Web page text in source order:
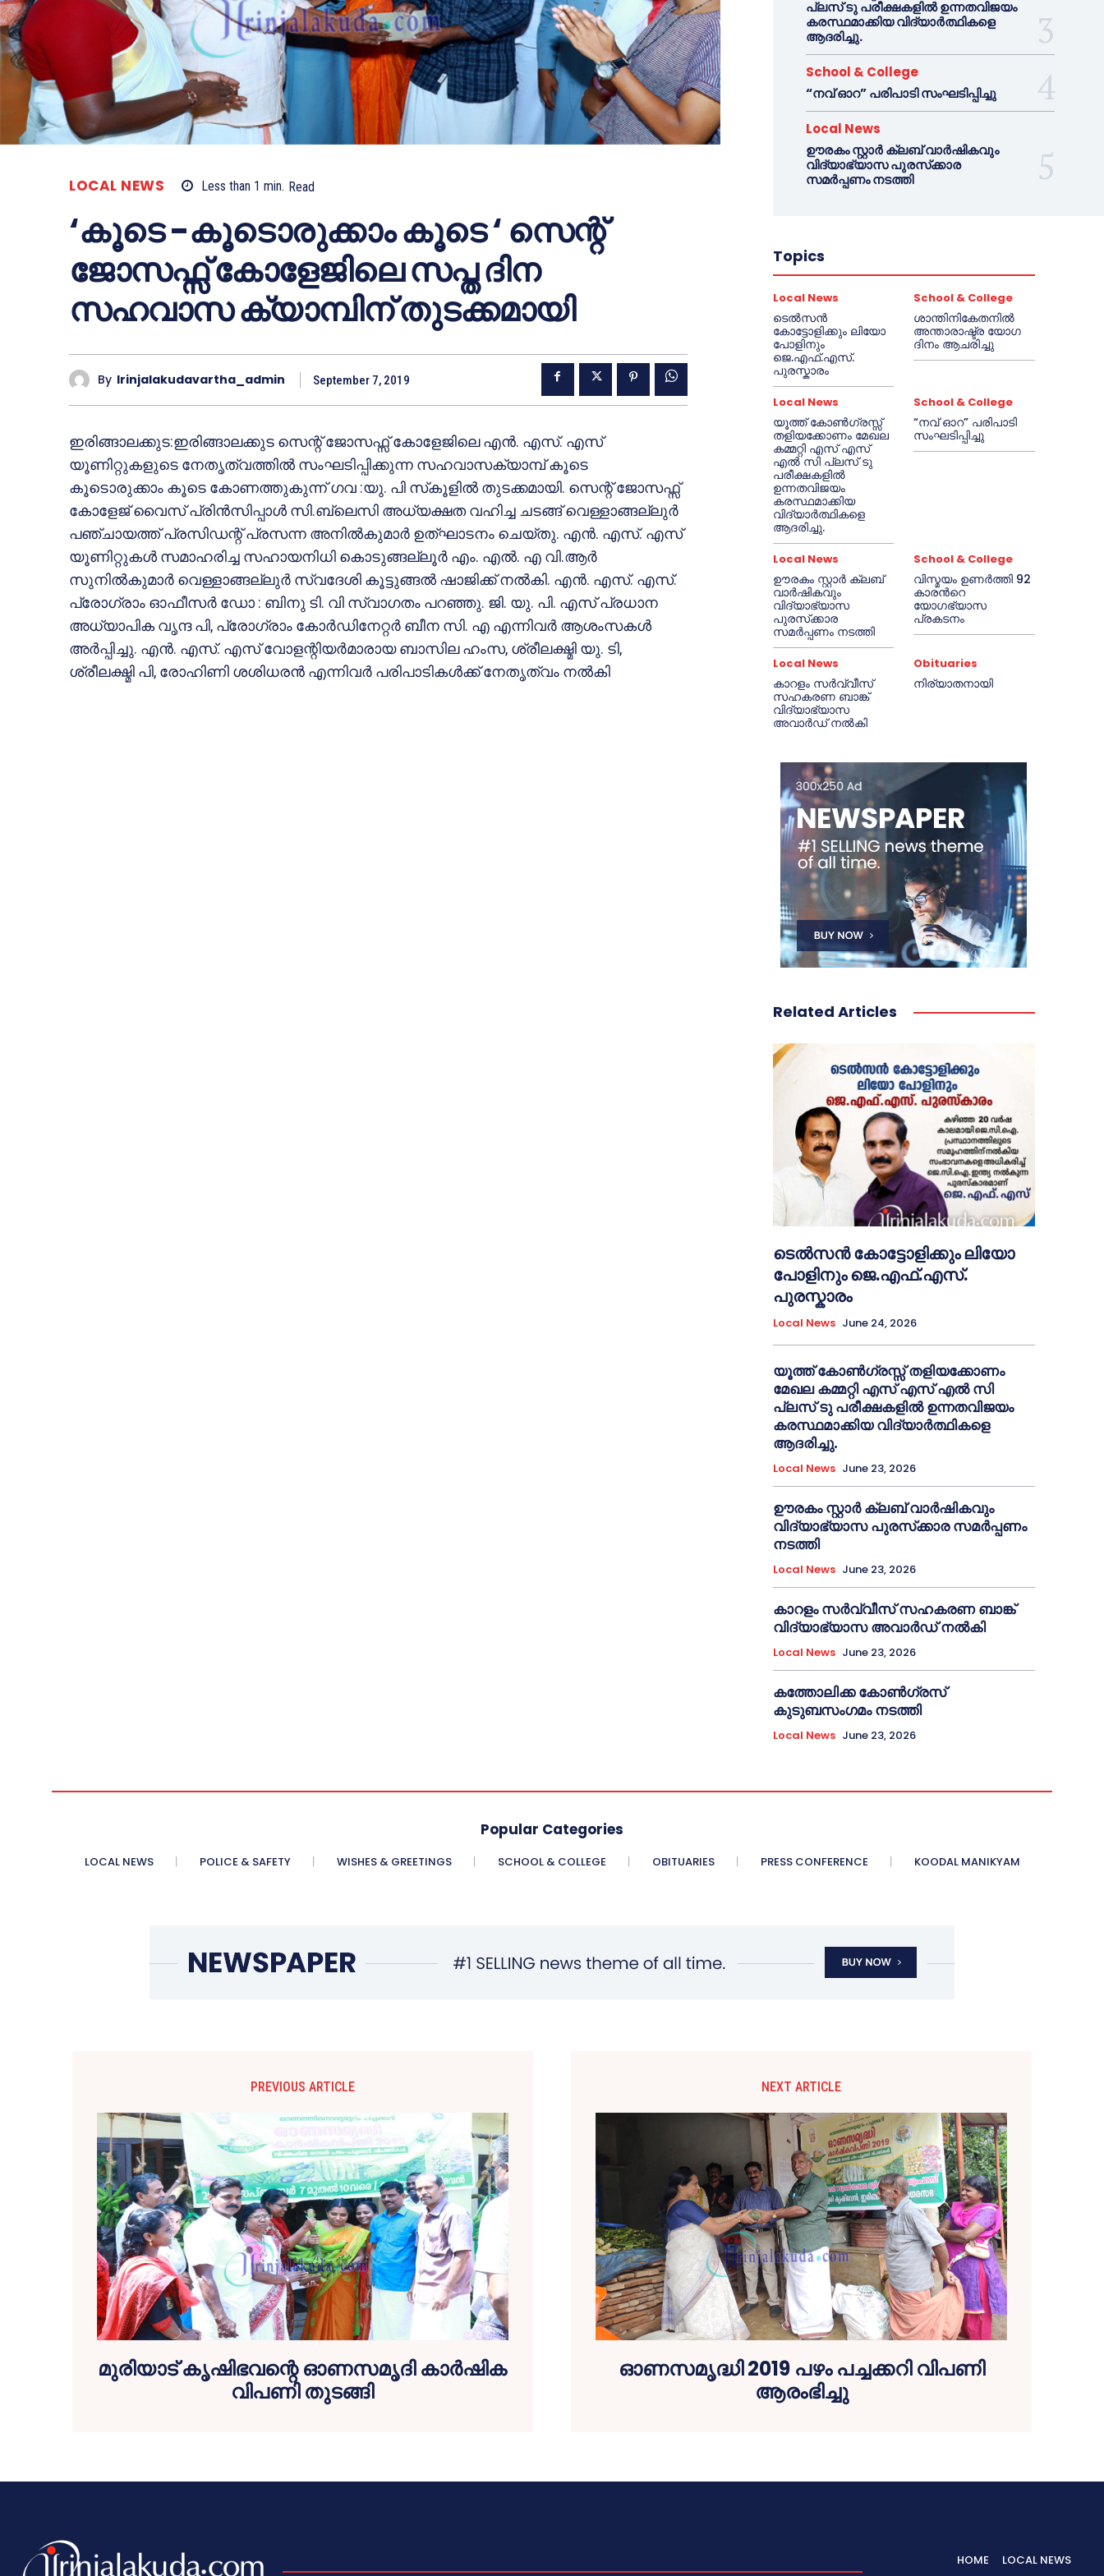
LOCAL NEWS Less than 1 min. Read
‘കൂടെ -കൂടൊരുക്കാം കൂടെ ‘ സെന്റ്
ജോസഫ്സ് കോളേജിലെ സപ്ത ദിന
സഹവാസ ക്യാമ്പിന് തുടക്കമായി
By Irinjalakudavartha_admin September 7, 2019
ഇരിങ്ങാലക്കുട:ഇരിങ്ങാലക്കുട സെന്റ് ജോസഫ്സ് കോളേജിലെ എന്‍. എസ്. എസ്
യൂണിറ്റുകളുടെ നേതൃത്വത്തില്‍ സംഘടിപ്പിക്കുന്ന സഹവാസക്യാമ്പ് കൂടെ
കൂടൊരുക്കാം കൂടെ കോണത്തുകുന്ന് ഗവ :യു. പി സ്‌കൂളില്‍ തുടക്കമായി. സെന്റ് ജോസഫ്സ്
കോളേജ് വൈസ് പ്രിന്‍സിപ്പാള്‍ സി.ബ്ലെസി അധ്യക്ഷത വഹിച്ച ചടങ്ങ് വെള്ളാങ്ങല്ലുര്‍
പഞ്ചായത്ത് പ്രസിഡന്റ് പ്രസന്ന അനില്‍കുമാര്‍ ഉത്ഘാടനം ചെയ്തു. എന്‍. എസ്. എസ്
യൂണിറ്റുകള്‍ സമാഹരിച്ച സഹായനിധി കൊടുങ്ങല്ലൂര്‍ എം. എല്‍. എ വി.ആര്‍
സുനില്‍കുമാര്‍ വെള്ളാങ്ങല്ലുര്‍ സ്വദേശി കൂട്ടുങ്ങല്‍ ഷാജിക്ക് നല്‍കി. എന്‍. എസ്. എസ്.
പ്രോഗ്രാം ഓഫീസര്‍ ഡോ : ബിനു ടി. വി സ്വാഗതം പറഞ്ഞു. ജി. യു. പി. എസ് പ്രധാന
അധ്യാപിക വൃന്ദ പി, പ്രോഗ്രാം കോര്‍ഡിനേറ്റര്‍ ബീന സി. എ എന്നിവര്‍ ആശംസകള്‍
അര്‍പ്പിച്ചു. എന്‍. എസ്. എസ് വോളന്റിയര്‍മാരായ ബാസില ഹംസ, ശ്രീലക്ഷ്മി യു. ടി,
ശ്രീലക്ഷ്മി പി, രോഹിണി ശശിധരന്‍ എന്നിവര്‍ പരിപാടികള്‍ക്ക് നേതൃത്വം നല്‍കി
പ്ലസ് ടു പരീക്ഷകളിൽ ഉന്നതവിജയം
കരസ്ഥമാക്കിയ വിദ്യാർത്ഥികളെ
ആദരിച്ചു.
School & College
“നവ് ഓറ” പരിപാടി സംഘടിപ്പിച്ചു
Local News
ഊരകം സ്റ്റാർ ക്ലബ് വാർഷികവും
വിദ്യാഭ്യാസ പുരസ്‌ക്കാര
സമർപ്പണം നടത്തി
Topics
Local News
ടെൽസൻ
കോട്ടോളിക്കും ലിയോ
പോളിനും
ജെ.എഫ്.എസ്.
പുരസ്കാരം
School & College
ശാന്തിനികേതനിൽ
അന്താരാഷ്ട്ര യോഗ
ദിനം ആചരിച്ചു
Local News
യൂത്ത് കോൺഗ്രസ്സ്
തളിയക്കോണം മേഖല
കമ്മറ്റി എസ് എസ്
എൽ സി പ്ലസ് ടു
പരീക്ഷകളിൽ
ഉന്നതവിജയം
കരസ്ഥമാക്കിയ
വിദ്യാർത്ഥികളെ
ആദരിച്ചു.
School & College
“നവ് ഓറ” പരിപാടി
സംഘടിപ്പിച്ചു
Local News
ഊരകം സ്റ്റാർ ക്ലബ്
വാർഷികവും
വിദ്യാഭ്യാസ
പുരസ്‌ക്കാര
സമർപ്പണം നടത്തി
School & College
വിസ്മയം ഉണർത്തി 92
കാരൻറെ
യോഗഭ്യാസ
പ്രകടനം
Local News
കാറളം സർവ്വീസ്
സഹകരണ ബാങ്ക്
വിദ്യാഭ്യാസ
അവാർഡ് നൽകി
Obituaries
നിര്യാതനായി
Related Articles
ടെൽസൻ കോട്ടോളിക്കും ലിയോ
പോളിനും ജെ.എഫ്.എസ്.
പുരസ്കാരം
Local News June 24, 2026
യൂത്ത് കോൺഗ്രസ്സ് തളിയക്കോണം
മേഖല കമ്മറ്റി എസ് എസ് എൽ സി
പ്ലസ് ടു പരീക്ഷകളിൽ ഉന്നതവിജയം
കരസ്ഥമാക്കിയ വിദ്യാർത്ഥികളെ
ആദരിച്ചു.
Local News June 23, 2026
ഊരകം സ്റ്റാർ ക്ലബ് വാർഷികവും
വിദ്യാഭ്യാസ പുരസ്‌ക്കാര സമർപ്പണം
നടത്തി
Local News June 23, 2026
കാറളം സർവ്വീസ് സഹകരണ ബാങ്ക്
വിദ്യാഭ്യാസ അവാർഡ് നൽകി
Local News June 23, 2026
കത്തോലിക്ക കോൺഗ്രസ്
കുടുബസംഗമം നടത്തി
Local News June 23, 2026
Popular Categories
LOCAL NEWS POLICE & SAFETY WISHES & GREETINGS SCHOOL & COLLEGE OBITUARIES PRESS CONFERENCE KOODAL MANIKYAM
PREVIOUS ARTICLE
മുരിയാട് കൃഷിഭവന്റെ ഓണസമൃദി കാര്‍ഷിക
വിപണി തുടങ്ങി
NEXT ARTICLE
ഓണസമൃദ്ധി 2019 പഴം പച്ചക്കറി വിപണി
ആരംഭിച്ചു
HOME
LOCAL NEWS